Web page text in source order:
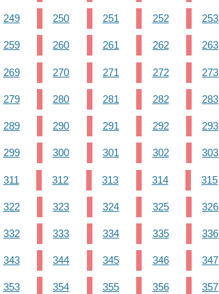
249 250 251 252 253
259 260 261 262 263
269 270 271 272 273
279 280 281 282 283
289 290 291 292 293
299 300 301 302 303
311 312 313 314 315
322 323 324 325 326
332 333 334 335 336
343 344 345 346 347
353 354 355 356 357